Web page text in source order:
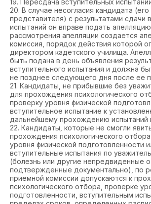
19. Пересдача вступительных
20. В случае несогласия кандидата (его
представителя) с результатами сдачи
испытаний он вправе подать
рассмотрения апелляции создается
комиссия, порядок действия которой
директором кадетского училища.
быть подана в день объявления
вступительного испытания и должна
не позднее следующего дня после ее
21. Кандидаты, не прибывшие без
для прохождения психологического
проверку уровня физической
вступительное испытание к
дальнейшему прохождению испытаний
22. Кандидаты, которые не смогли
прохождения психологического
уровня физической подготовленности
вступительные испытания по
(болезнь или другие непредвиденные
подтвержденные документально), по
приемной комиссии допускаются к
психологического отбора, проверке
подготовленности, вступительным